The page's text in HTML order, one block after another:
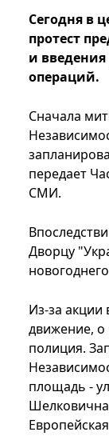
Сегодня в
протест
и введения
операций.
Сначала
передает
СМИ.
Дворцу
Из-за акции
движение, о
полиция.
площадь -